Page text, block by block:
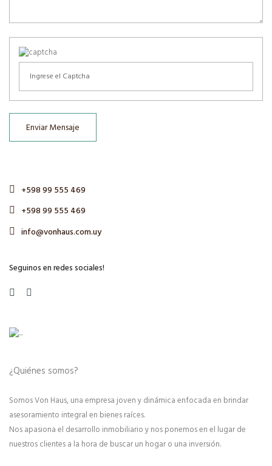
Enviar Mensaje
+598 99 555 469
+598 99 555 469
info@vonhaus.com.uy
Seguinos en redes sociales!
¿Quiénes somos?
Somos Von Haus, una empresa joven y dinámica enfocada en brindar
asesoramiento integral en bienes raíces.
Nos apasiona el desarrollo inmobiliario y nos ponemos en el lugar de
nuestros clientes a la hora de buscar un hogar o una inversión.